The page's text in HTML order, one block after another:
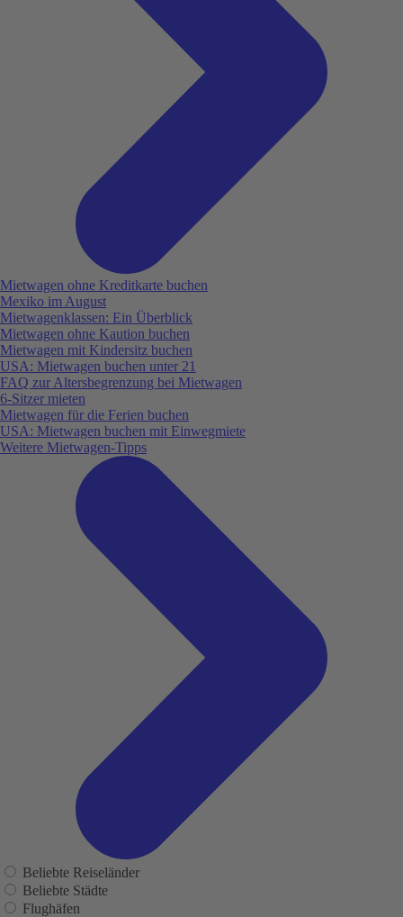
Mietwagen ohne Kreditkarte buchen
Mexiko im August
Mietwagenklassen: Ein Überblick
Mietwagen ohne Kaution buchen
Mietwagen mit Kindersitz buchen
USA: Mietwagen buchen unter 21
FAQ zur Altersbegrenzung bei Mietwagen
6-Sitzer mieten
Mietwagen für die Ferien buchen
USA: Mietwagen buchen mit Einwegmiete
Weitere Mietwagen-Tipps
Beliebte Reiseländer
Beliebte Städte
Flughäfen